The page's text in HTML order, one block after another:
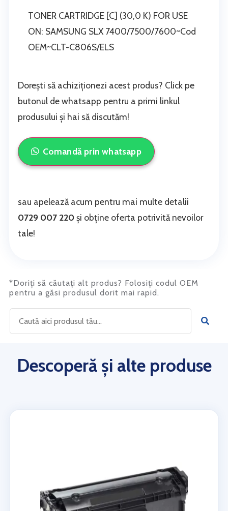
TONER CARTRIDGE [C] (30,0 K) FOR USE
ON: SAMSUNG SLX 7400/7500/7600~Cod
OEM~CLT-C806S/ELS
Dorești să achiziționezi acest produs? Click pe
butonul de whatsapp pentru a primi linkul
produsului și hai să discutăm!
Comandă prin whatsapp
sau apelează acum pentru mai multe detalii
0729 007 220și obține oferta potrivită nevoilor
tale!
*Doriți să căutați alt produs? Folosiți codul OEM
pentru a găsi produsul dorit mai rapid.
Descoperă și alte produse